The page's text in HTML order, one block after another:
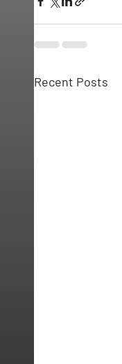
Recent Posts